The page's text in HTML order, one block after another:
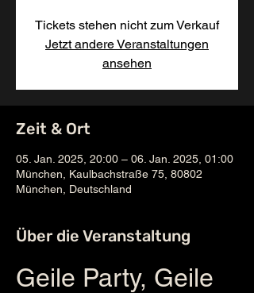
Tickets stehen nicht zum Verkauf
Jetzt andere Veranstaltungen
ansehen
Zeit & Ort
05. Jan. 2025, 20:00 – 06. Jan. 2025, 01:00
München, Kaulbachstraße 75, 80802
München, Deutschland
Über die Veranstaltung
Geile Party, Geile